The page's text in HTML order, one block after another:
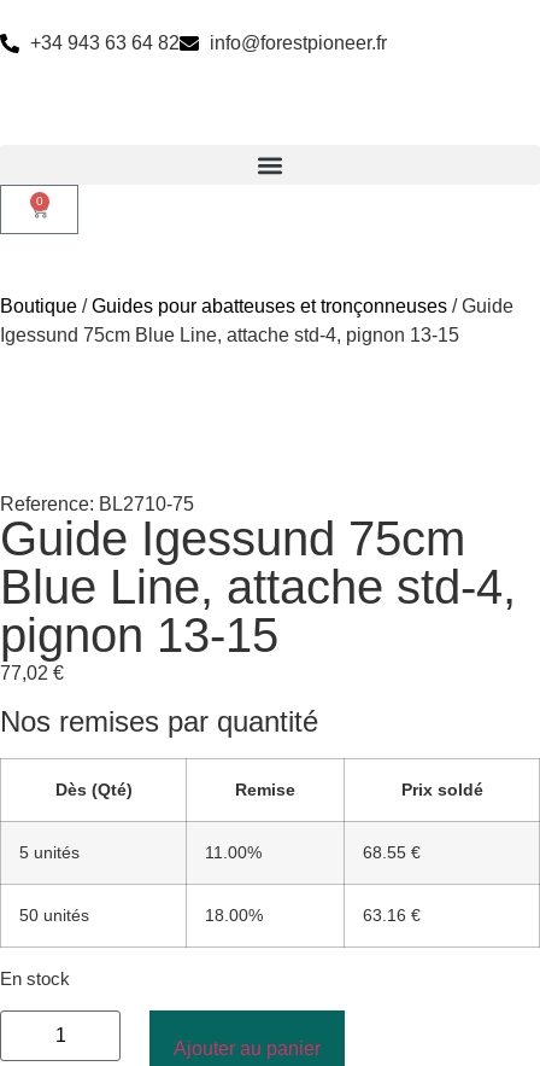
+34 943 63 64 82 info@forestpioneer.fr
0
Boutique /Guides pour abatteuses et tronçonneuses / Guide
Igessund 75cm Blue Line, attache std-4, pignon 13-15
Reference: BL2710-75
Guide Igessund 75cm
Blue Line, attache std-4,
pignon 13-15
77,02 €
Nos remises par quantité
Dès (Qté) Remise Prix soldé
5 unités 11.00% 68.55 €
50 unités 18.00% 63.16 €
En stock
Ajouter au panier